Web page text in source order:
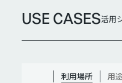
USE CASES活用
利用場所 用途